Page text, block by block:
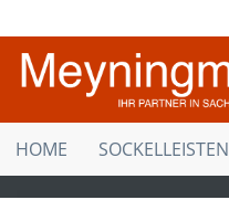
HOME SOCKELLEISTEN